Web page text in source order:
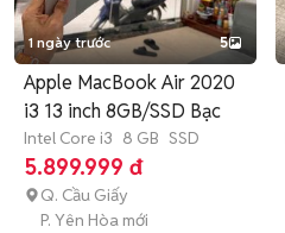
1 ngày trước 5
Apple MacBook Air 2020
i3 13 inch 8GB/SSD Bạc
Intel Core i3 8 GB SSD
5.899.999 đ
Q. Cầu Giấy
P. Yên Hòa mới